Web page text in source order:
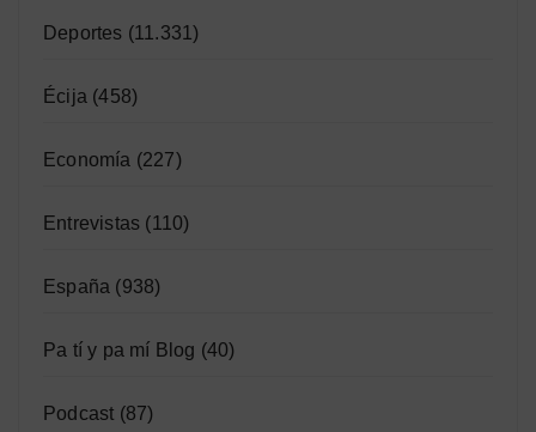
Deportes (11.331)
Écija (458)
Economía (227)
Entrevistas (110)
España (938)
Pa tí y pa mí Blog (40)
Podcast (87)